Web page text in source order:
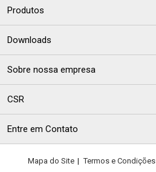
Produtos
Downloads
Sobre nossa empresa
CSR
Entre em Contato
Mapa do Site | Termos e Condições